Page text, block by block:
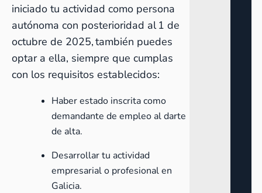
iniciado tu actividad como persona
autónoma con posterioridad al 1 de
octubre de 2025, también puedes
optar a ella, siempre que cumplas
con los requisitos establecidos:
Haber estado inscrita como
demandante de empleo al darte
de alta.
Desarrollar tu actividad
empresarial o profesional en
Galicia.